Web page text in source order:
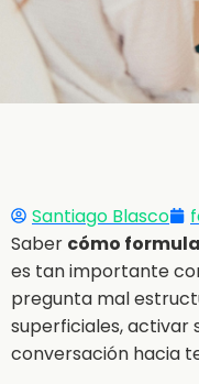
Santiago Blasco
Saber cómo
es tan importante
pregunta mal
superficiales, activar
conversación hacia